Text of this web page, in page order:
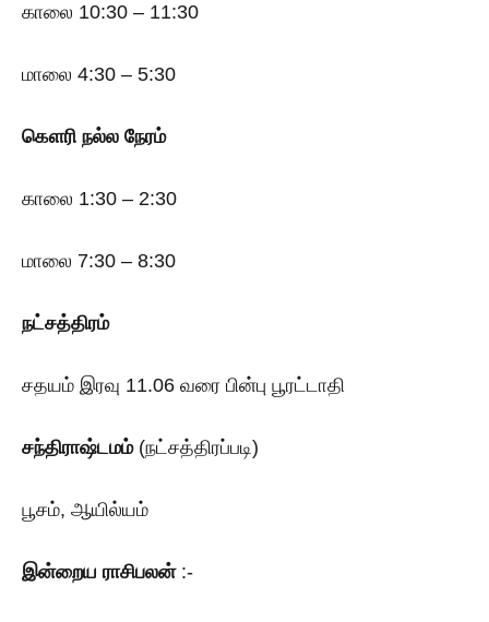
காலை 10:30 – 11:30
மாலை 4:30 – 5:30
கௌரி நல்ல நேரம்
காலை 1:30 – 2:30
மாலை 7:30 – 8:30
நட்சத்திரம்
சதயம் இரவு 11.06 வரை பின்பு பூரட்டாதி
சந்திராஷ்டமம்(நட்சத்திரப்படி)
பூசம், ஆயில்யம்
இன்றைய ராசிபலன்:-